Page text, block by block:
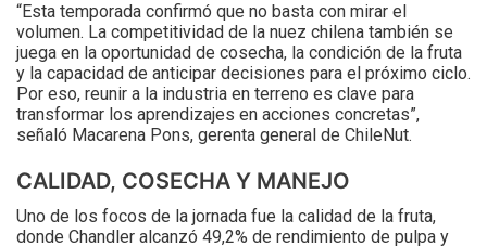
“Esta temporada confirmó que no basta con mirar el
volumen. La competitividad de la nuez chilena también se
juega en la oportunidad de cosecha, la condición de la fruta
y la capacidad de anticipar decisiones para el próximo ciclo.
Por eso, reunir a la industria en terreno es clave para
transformar los aprendizajes en acciones concretas”,
señaló Macarena Pons, gerenta general de ChileNut.
CALIDAD, COSECHA Y MANEJO
Uno de los focos de la jornada fue la calidad de la fruta,
donde Chandler alcanzó 49,2% de rendimiento de pulpa y